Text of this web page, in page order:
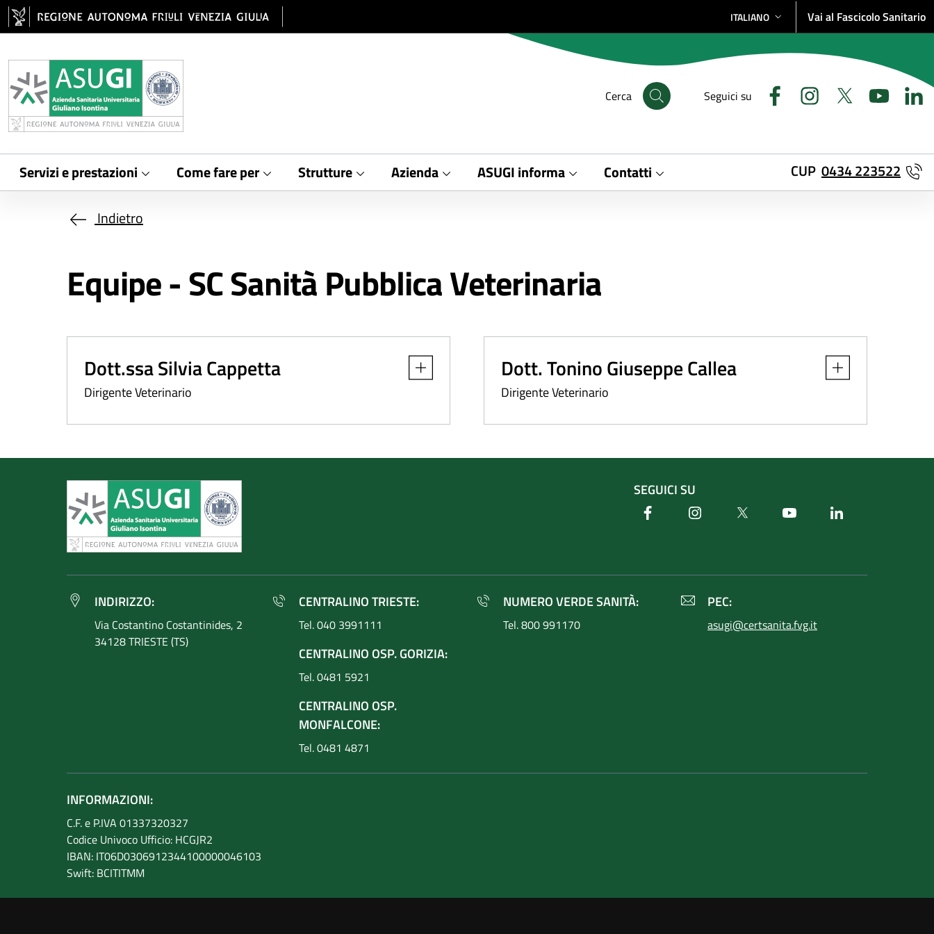
Salta al contenuto principale
SELEZIONE LINGUA: LINGUA SELEZIONATA
ITALIANO Vai al Fascicolo Sanitario
Cerca Seguici su
Servizi e prestazioni Come fare per Strutture Azienda ASUGI informa Contatti CUP 0434 223522
Indietro
Equipe - SC Sanità Pubblica Veterinaria
Dott.ssa Silvia Cappetta
Dirigente Veterinario
Apri dettaglio Dott. Tonino Giuseppe Callea
Dirigente Veterinario
Apri dettaglio
SEGUICI SU
Facebook Instagram Twitter Youtube
INDIRIZZO:
Via Costantino Costantinides, 2
34128 TRIESTE (TS)
CENTRALINO TRIESTE:
Tel. 040 3991111
CENTRALINO OSP. GORIZIA:
Tel. 0481 5921
CENTRALINO OSP.
MONFALCONE:
Tel. 0481 4871
NUMERO VERDE SANITÀ:
Tel. 800 991170
PEC:
asugi@certsanita.fvg.it
INFORMAZIONI:
C.F. e P.IVA 01337320327
Codice Univoco Ufficio: HCGJR2
IBAN: IT06D0306912344100000046103
Swift: BCITITMM